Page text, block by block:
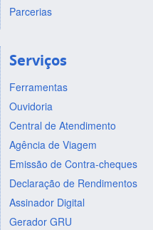
Parcerias
Serviços
Ferramentas
Ouvidoria
Central de Atendimento
Agência de Viagem
Emissão de Contra-cheques
Declaração de Rendimentos
Assinador Digital
Gerador GRU